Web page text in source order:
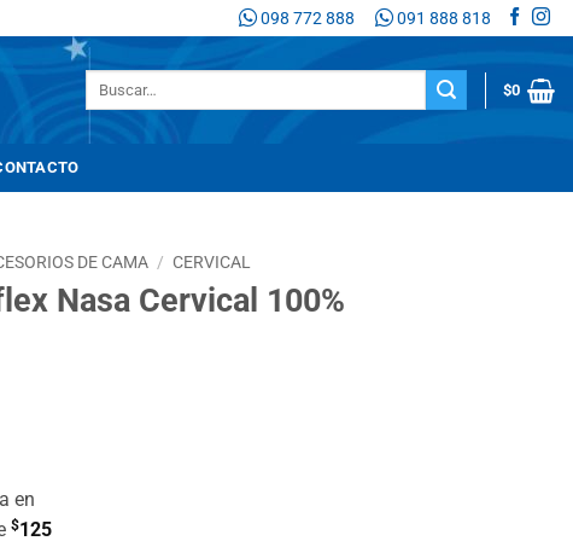
098 772 888 091 888 818
$0
DE CAMA / CERVICAL
Nasa Cervical 100%
en
$125